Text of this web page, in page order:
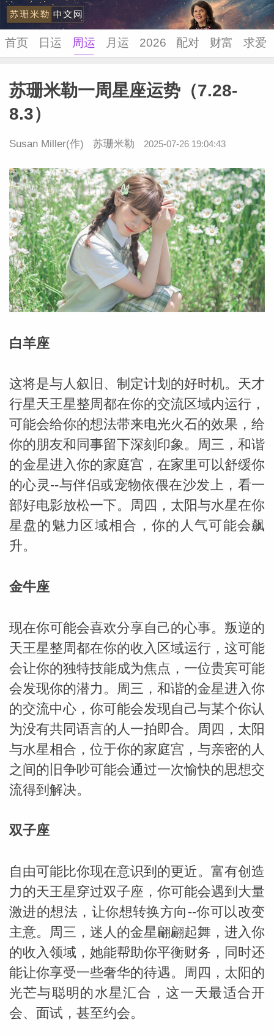
苏珊米
勒中文
网_苏珊
米勒
_susan
首页 日运 周运 月运 2026 配对 财富 求爱
苏珊米勒一周星座运势（7.28-
8.3）
Susan Miller(作) 苏珊米勒 2025-07-26 19:04:43
白羊座
这将是与人叙旧、制定计划的好时机。天才
行星天王星整周都在你的交流区域内运行，
可能会给你的想法带来电光火石的效果，给
你的朋友和同事留下深刻印象。周三，和谐
的金星进入你的家庭宫，在家里可以舒缓你
的心灵--与伴侣或宠物依偎在沙发上，看一
部好电影放松一下。周四，太阳与水星在你
星盘的魅力区域相合，你的人气可能会飙
升。
金牛座
现在你可能会喜欢分享自己的心事。叛逆的
天王星整周都在你的收入区域运行，这可能
会让你的独特技能成为焦点，一位贵宾可能
会发现你的潜力。周三，和谐的金星进入你
的交流中心，你可能会发现自己与某个你认
为没有共同语言的人一拍即合。周四，太阳
与水星相合，位于你的家庭宫，与亲密的人
之间的旧争吵可能会通过一次愉快的思想交
流得到解决。
双子座
自由可能比你现在意识到的更近。富有创造
力的天王星穿过双子座，你可能会遇到大量
激进的想法，让你想转换方向--你可以改变
主意。周三，迷人的金星翩翩起舞，进入你
的收入领域，她能帮助你平衡财务，同时还
能让你享受一些奢华的待遇。周四，太阳的
光芒与聪明的水星汇合，这一天最适合开
会、面试，甚至约会。